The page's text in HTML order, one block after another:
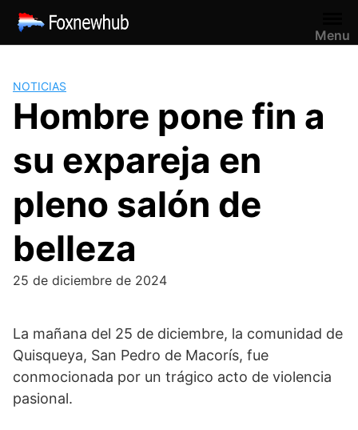
Saltar
contenido
Menu
NOTICIAS
Hombre pone fin a
su expareja en
pleno salón de
belleza
25 de diciembre de 2024
La mañana del 25 de diciembre, la comunidad de
Quisqueya, San Pedro de Macorís, fue
conmocionada por un trágico acto de violencia
pasional.